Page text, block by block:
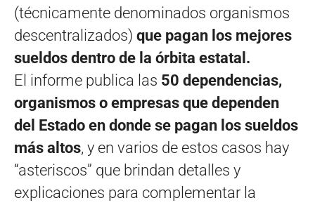
(técnicamente denominados organismos
descentralizados) que pagan los mejores
sueldos dentro de la órbita estatal.
El informe publica las 50 dependencias,
organismos o empresas que dependen
del Estado en donde se pagan los sueldos
más altos, y en varios de estos casos hay
“asteriscos” que brindan detalles y
explicaciones para complementar la